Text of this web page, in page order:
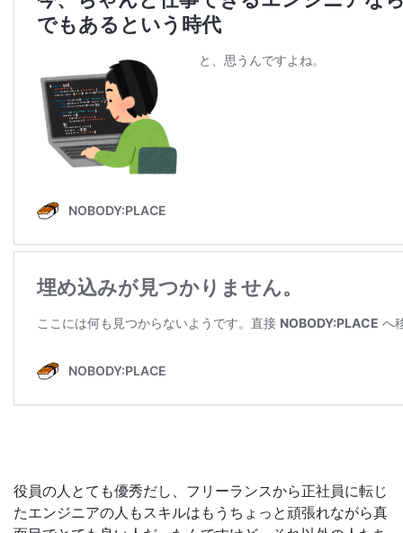
役員の人とても優秀だし、フリーランスから正社員に転じ
たエンジニアの人もスキルはもうちょっと頑張れながら真